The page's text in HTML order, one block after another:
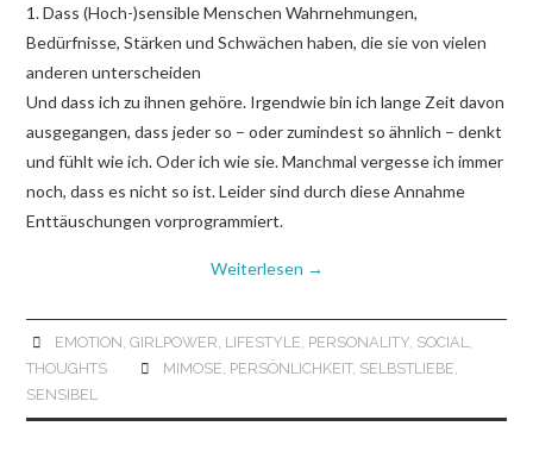
1. Dass (Hoch-)sensible Menschen Wahrnehmungen,
Bedürfnisse, Stärken und Schwächen haben, die sie von vielen
anderen unterscheiden
Und dass ich zu ihnen gehöre. Irgendwie bin ich lange Zeit davon
ausgegangen, dass jeder so – oder zumindest so ähnlich – denkt
und fühlt wie ich. Oder ich wie sie. Manchmal vergesse ich immer
noch, dass es nicht so ist. Leider sind durch diese Annahme
Enttäuschungen vorprogrammiert.
Weiterlesen →
EMOTION, GIRLPOWER, LIFESTYLE, PERSONALITY, SOCIAL,
THOUGHTS
MIMOSE, PERSÖNLICHKEIT, SELBSTLIEBE,
SENSIBEL